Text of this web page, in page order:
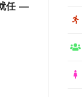
任 ―